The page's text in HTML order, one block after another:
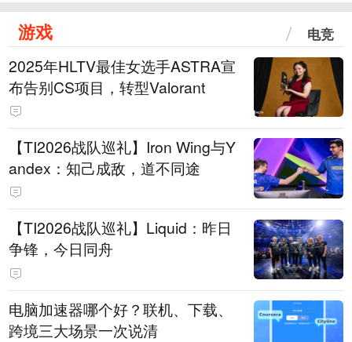
游戏 电竞
2025年HLTV最佳女选手ASTRA宣
布告别CS项目，转型Valorant
【TI2026战队巡礼】Iron Wing与Y
andex：知己成敌，道不同途
【TI2026战队巡礼】Liquid：昨日
争锋，今日同舟
电脑加速器哪个好？联机、下载、
跨境三大场景一次说清